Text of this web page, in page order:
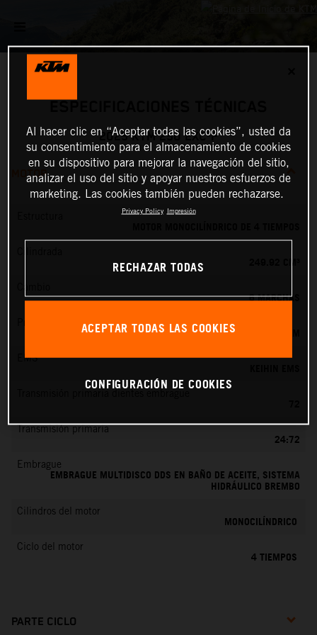
2025 KTM 250 EXC-F
MOTOR
6 MARCHAS
Preparación de la mezcla
KEIHIN EFI, TOBERA DE 42 MM
EMS
Transmisión primaria
24:72
Embrague
EMBRAGUE MULTIDISCO DDS EN BAÑO DE ACEITE, SISTEMA
HIDRÁULICO BREMBO
Cilindros del motor
MONOCILÍNDRICO
Ciclo del motor
4 TIEMPOS
PARTE CICLO
Al hacer clic en “Aceptar todas las cookies”, usted da
su consentimiento para el almacenamiento de cookies
en su dispositivo para mejorar la navegación del sitio,
analizar el uso del sitio y apoyar nuestros esfuerzos de
marketing. Las cookies también pueden rechazarse.
Privacy Policy Impresión
RECHAZAR TODAS
ACEPTAR TODAS LAS COOKIES
CONFIGURACIÓN DE COOKIES